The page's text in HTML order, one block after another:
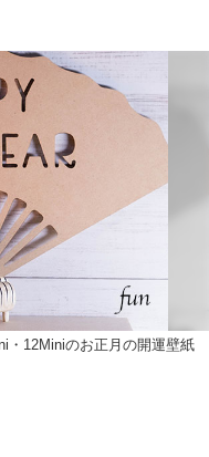
・12Miniのお正月の開運壁紙